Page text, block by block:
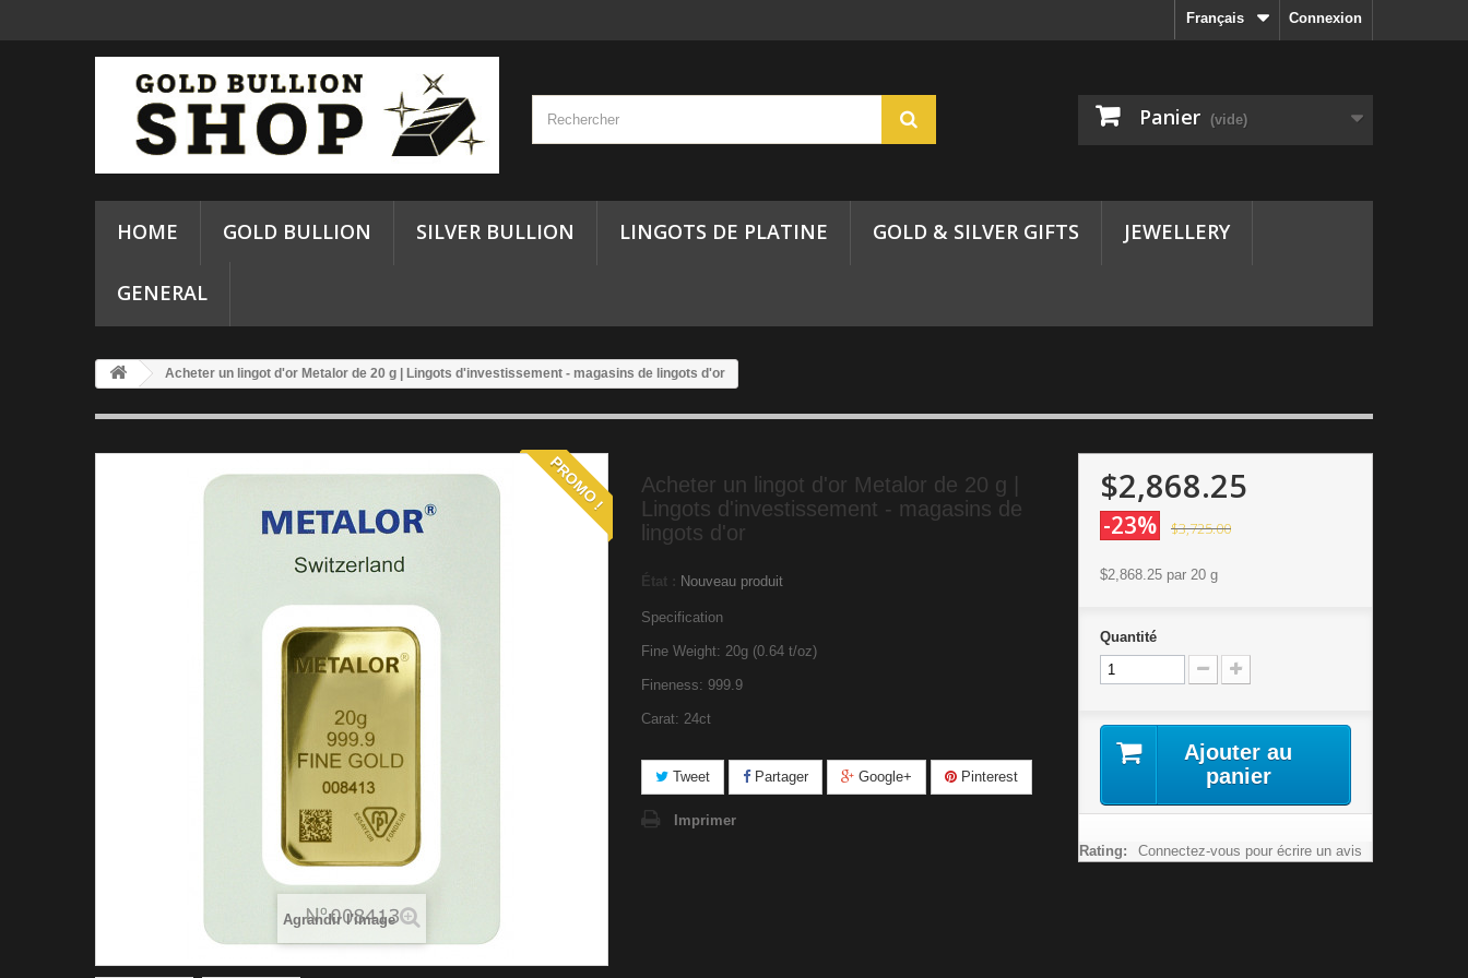
Connexion
Français
Panier (vide)
HOME GOLD BULLION SILVER BULLION LINGOTS DE PLATINE GOLD & SILVER GIFTS JEWELLERY
GENERAL
Acheter un lingot d'or Metalor de 20 g | Lingots d'investissement - magasins de lingots d'or
PROMO !
Agrandir l'image
Acheter un lingot d'or Metalor de 20 g |
Lingots d'investissement - magasins de
lingots d'or
État : Nouveau produit
Specification
Fine Weight: 20g (0.64 t/oz)
Fineness: 999.9
Carat: 24ct
Tweet Partager Google+ Pinterest
Imprimer
$2,868.25
-23% $3,725.00
$2,868.25par 20 g
Quantité
Ajouter au
panier
Rating: Connectez-vous pour écrire un avis